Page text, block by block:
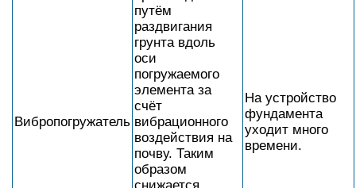
Вибропогружатель
путём
раздвигания
грунта вдоль
оси
погружаемого
элемента за
счёт
вибрационного
воздействия на
почву. Таким
образом
На устройство
фундамента
уходит много
времени.